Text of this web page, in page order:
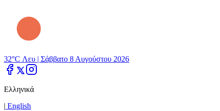
32°C Λευ | Σάββατο 8 Αυγούστου 2026
Ελληνικά
| Εnglish